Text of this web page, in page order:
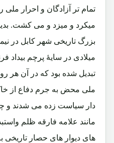
تمام تر آزادگان و احرار
میکرد و میزد و می کشت.
میلادی در سایۀ پرچم بیداد
تبدیل شده بود که در آن هر
ملی محض به جرم دفاع از
دار سیاست زده می شدند و
مانند علامه فارقه ظلم
های دیوار های حصار تاریخی